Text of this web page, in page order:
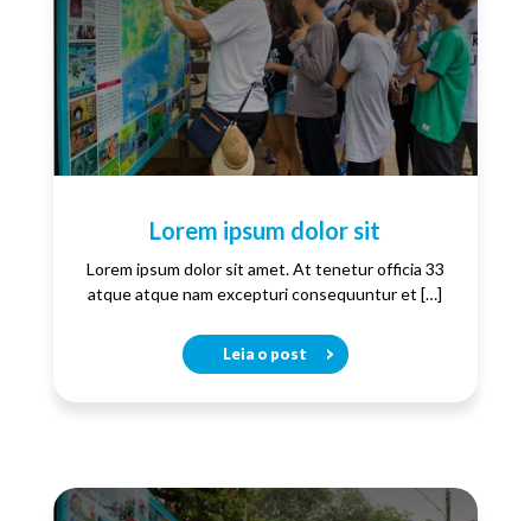
Lorem ipsum dolor sit
Lorem ipsum dolor sit amet. At tenetur officia 33
atque atque nam excepturi consequuntur et […]
Leia o post